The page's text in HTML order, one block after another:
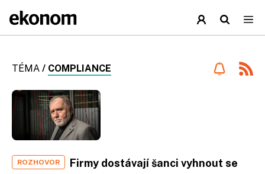
TÉMA / COMPLIANCE
ROZHOVOR
Firmy dostávají šanci vyhnout se